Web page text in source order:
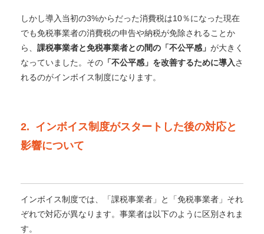
しかし導入当初の3%からだった消費税は10％になった現在
でも免税事業者の消費税の申告や納税が免除されることか
ら、 課税事業者と免税事業者との間の「不公平感」 が大きく
なっていました。 その 「不公平感」を改善するために導入さ
れるのがインボイス制度になります。
2. インボイス制度がスタートした後の対応と
影響について
インボイス制度では、「課税事業者」と「免税事業者」それ
ぞれで対応が異なります。 事業者は以下のように区別されま
す。